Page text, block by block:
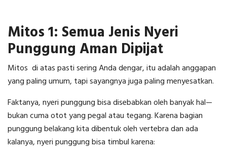
Mitos 1: Semua Jenis Nyeri
Punggung Aman Dipijat
Mitos di atas pasti sering Anda dengar, itu adalah anggapan
yang paling umum, tapi sayangnya juga paling menyesatkan.
Faktanya, nyeri punggung bisa disebabkan oleh banyak hal—
bukan cuma otot yang pegal atau tegang. Karena bagian
punggung belakang kita dibentuk oleh vertebra dan ada
kalanya, nyeri punggung bisa timbul karena: